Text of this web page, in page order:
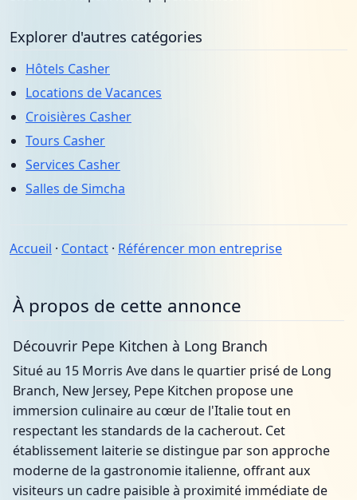
Explorer d'autres catégories
Hôtels Casher
Locations de Vacances
Croisières Casher
Tours Casher
Services Casher
Salles de Simcha
Accueil · Contact · Référencer mon entreprise
À propos de cette annonce
Découvrir Pepe Kitchen à Long Branch
Situé au 15 Morris Ave dans le quartier prisé de Long
Branch, New Jersey, Pepe Kitchen propose une
immersion culinaire au cœur de l'Italie tout en
respectant les standards de la cacherout. Cet
établissement laiterie se distingue par son approche
moderne de la gastronomie italienne, offrant aux
visiteurs un cadre paisible à proximité immédiate de